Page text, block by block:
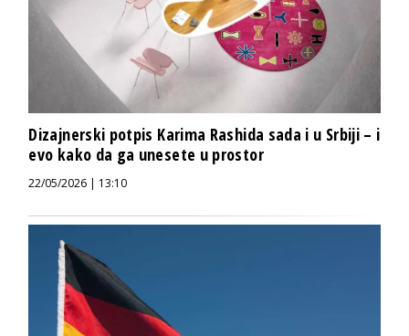
Dizajnerski potpis Karima Rashida sada i u Srbiji – i
evo kako da ga unesete u prostor
22/05/2026 | 13:10